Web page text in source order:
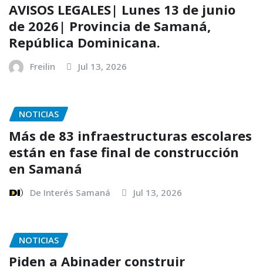
AVISOS LEGALES| Lunes 13 de junio
de 2026| Provincia de Samaná,
República Dominicana.
Freilin Jul 13, 2026
NOTICIAS
Más de 83 infraestructuras escolares
están en fase final de construcción
en Samaná
De Interés Samaná Jul 13, 2026
NOTICIAS
Piden a Abinader construir